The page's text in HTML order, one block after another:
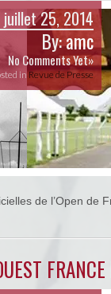
juillet 25, 2014
By:amc
No Comments Yet»
in Revue de Presse
de l’Open de